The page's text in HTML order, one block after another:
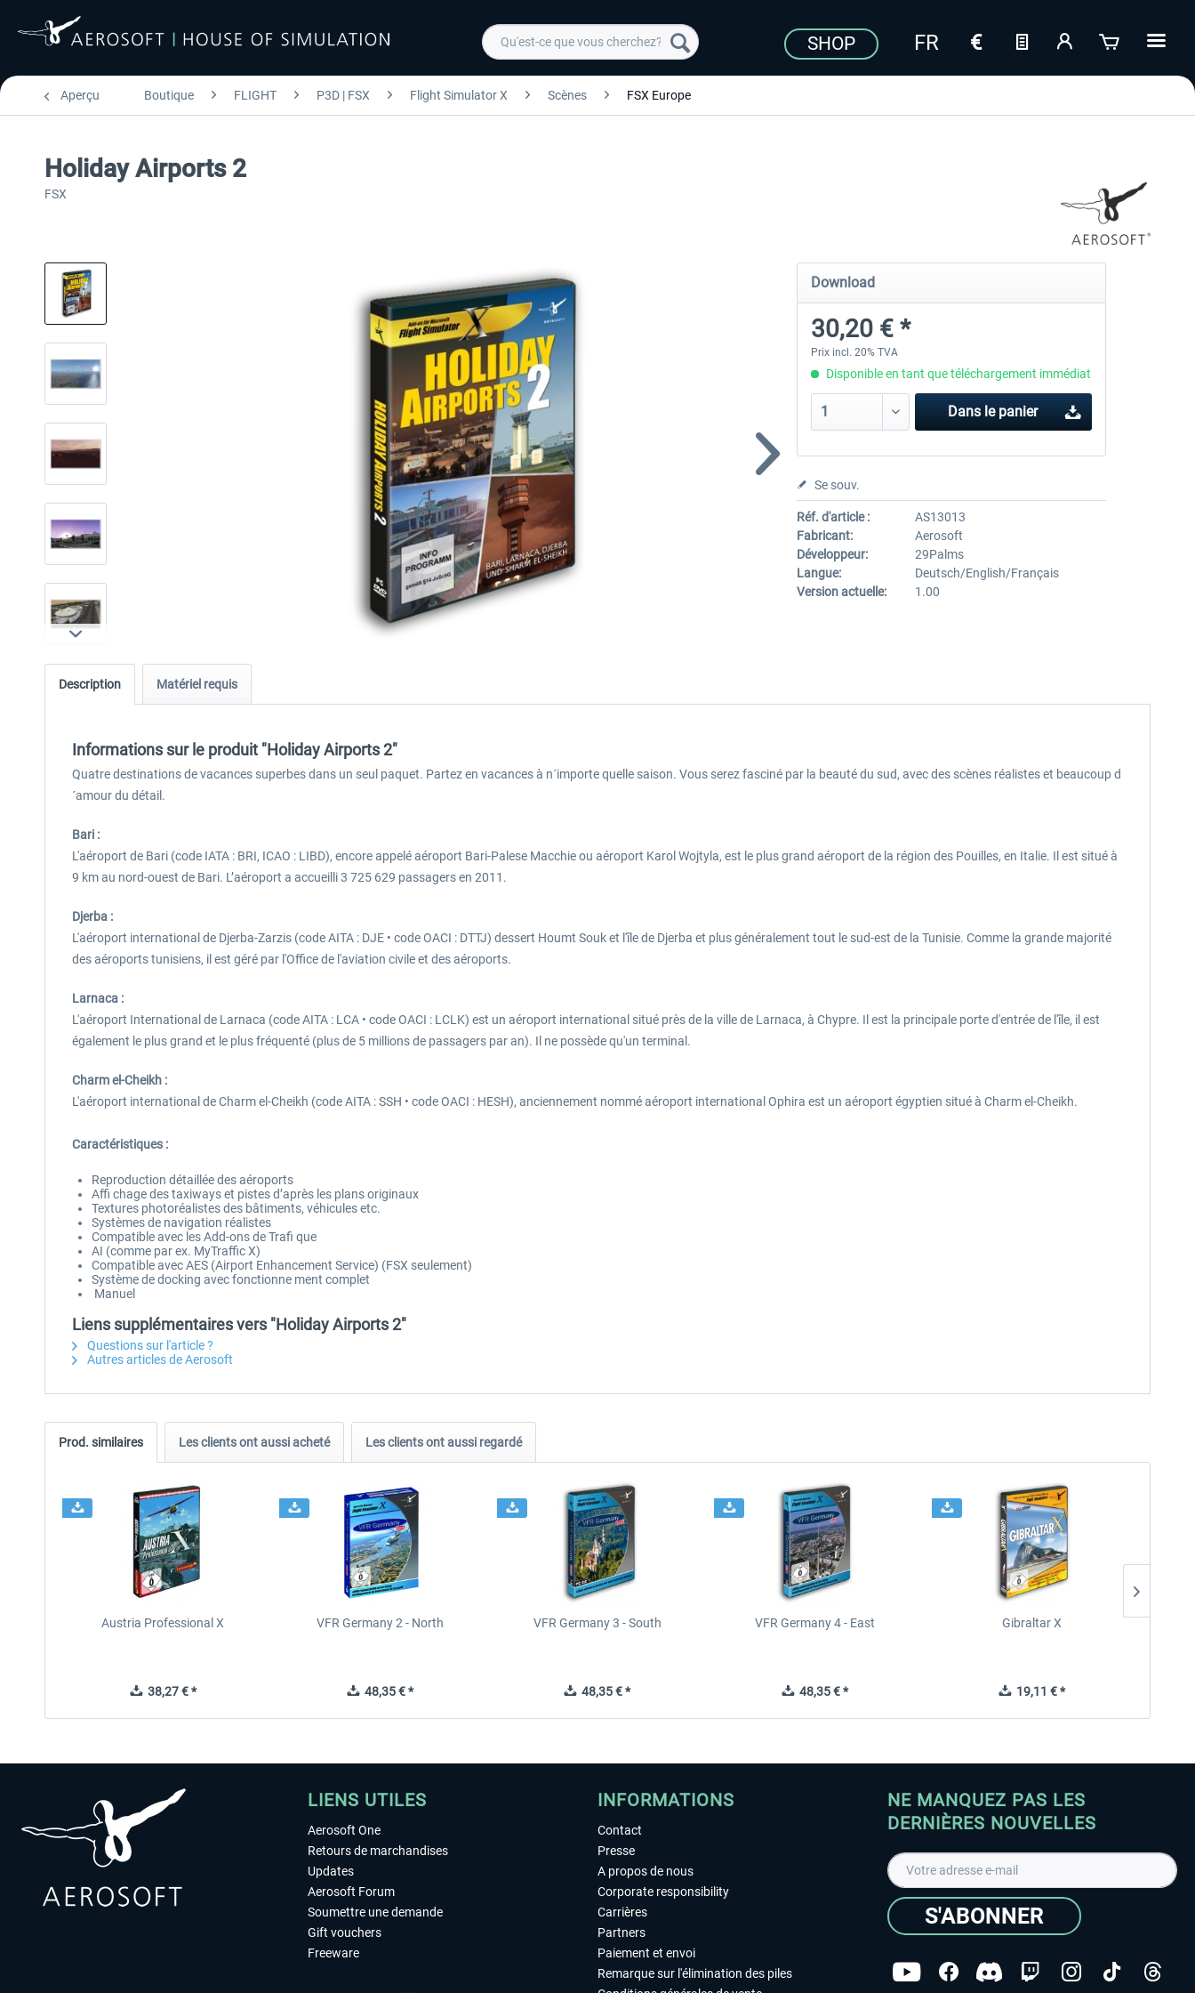
SHOP
Aperçu Boutique FLIGHT P3D | FSX Flight Simulator X Scènes FSX Europe
Holiday Airports 2
FSX
Download
30,20 € *
Prix incl. 20% TVA
Disponible en tant que téléchargement immédiat
Dans le panier
Se souv.
Réf. d'article :
AS13013
Fabricant:
Aerosoft
Développeur:
29Palms
Langue:
Deutsch/English/Français
Version actuelle:
1.00
Description Matériel requis
Informations sur le produit "Holiday Airports 2"
Quatre destinations de vacances superbes dans un seul paquet. Partez en vacances à n´importe quelle saison. Vous serez fasciné par la beauté du sud, avec des scènes réalistes et beaucoup d
´amour du détail.
Bari :
L'aéroport de Bari (code IATA : BRI, ICAO : LIBD), encore appelé aéroport Bari-Palese Macchie ou aéroport Karol Wojtyla, est le plus grand aéroport de la région des Pouilles, en Italie. Il est situé à
9 km au nord-ouest de Bari. L’aéroport a accueilli 3 725 629 passagers en 2011.
Djerba :
L'aéroport international de Djerba-Zarzis (code AITA : DJE • code OACI : DTTJ) dessert Houmt Souk et l'île de Djerba et plus généralement tout le sud-est de la Tunisie. Comme la grande majorité
des aéroports tunisiens, il est géré par l'Office de l'aviation civile et des aéroports.
Larnaca :
L'aéroport International de Larnaca (code AITA : LCA • code OACI : LCLK) est un aéroport international situé près de la ville de Larnaca, à Chypre. Il est la principale porte d'entrée de l'île, il est
également le plus grand et le plus fréquenté (plus de 5 millions de passagers par an). Il ne possède qu'un terminal.
Charm el-Cheikh :
L'aéroport international de Charm el-Cheikh (code AITA : SSH • code OACI : HESH), anciennement nommé aéroport international Ophira est un aéroport égyptien situé à Charm el-Cheikh.
Caractéristiques :
Reproduction détaillée des aéroports
Affi chage des taxiways et pistes d’après les plans originaux
Textures photoréalistes des bâtiments, véhicules etc.
Systèmes de navigation réalistes
Compatible avec les Add-ons de Trafi que
AI (comme par ex. MyTraffic X)
Compatible avec AES (Airport Enhancement Service) (FSX seulement)
Système de docking avec fonctionne ment complet
Manuel
Liens supplémentaires vers "Holiday Airports 2"
Questions sur l'article ?
Autres articles de Aerosoft
Prod. similaires Les clients ont aussi acheté Les clients ont aussi regardé
Austria Professional X
38,27 € *
VFR Germany 2 - North
48,35 € *
VFR Germany 3 - South
48,35 € *
VFR Germany 4 - East
48,35 € *
Gibraltar X
19,11 € *
LIENS UTILES
Aerosoft One
Retours de marchandises
Updates
Aerosoft Forum
Soumettre une demande
Gift vouchers
Freeware
INFORMATIONS
Contact
Presse
A propos de nous
Corporate responsibility
Carrières
Partners
Paiement et envoi
Remarque sur l'élimination des piles
NE MANQUEZ PAS LES
DERNIÈRES NOUVELLES
S'ABONNER